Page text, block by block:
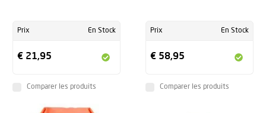
Prix En Stock
€ 21,95
Comparer les produits
Prix En Stock
€ 58,95
Comparer les produits